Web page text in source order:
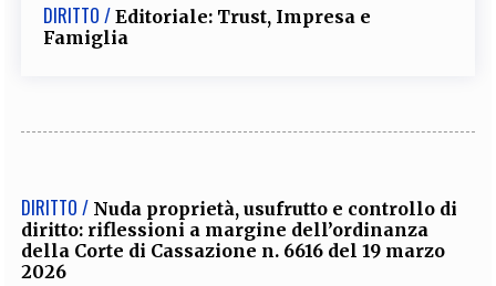
DIRITTO / Editoriale: Trust, Impresa e
Famiglia
DIRITTO / Nuda proprietà, usufrutto e controllo di
diritto: riflessioni a margine dell’ordinanza
della Corte di Cassazione n. 6616 del 19 marzo
2026